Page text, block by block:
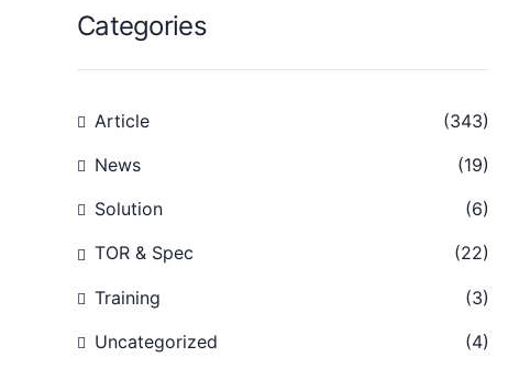
Categories
Article (343)
News (19)
Solution (6)
TOR & Spec (22)
Training (3)
Uncategorized (4)